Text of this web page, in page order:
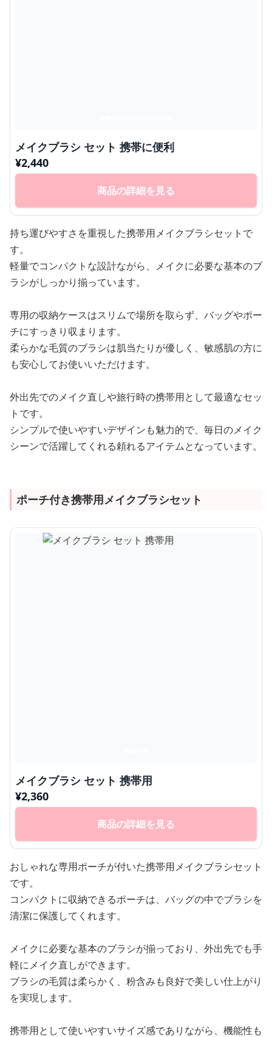
メイクブラシ セット 携帯に便利
¥2,440
商品の詳細を見る
持ち運びやすさを重視した携帯用メイクブラシセットで
す。
軽量でコンパクトな設計ながら、メイクに必要な基本のブ
ラシがしっかり揃っています。
専用の収納ケースはスリムで場所を取らず、バッグやポー
チにすっきり収まります。
柔らかな毛質のブラシは肌当たりが優しく、敏感肌の方に
も安心してお使いいただけます。
外出先でのメイク直しや旅行時の携帯用として最適なセッ
トです。
シンプルで使いやすいデザインも魅力的で、毎日のメイク
シーンで活躍してくれる頼れるアイテムとなっています。
ポーチ付き携帯用メイクブラシセット
メイクブラシ セット 携帯用
¥2,360
商品の詳細を見る
おしゃれな専用ポーチが付いた携帯用メイクブラシセット
です。
コンパクトに収納できるポーチは、バッグの中でブラシを
清潔に保護してくれます。
メイクに必要な基本のブラシが揃っており、外出先でも手
軽にメイク直しができます。
ブラシの毛質は柔らかく、粉含みも良好で美しい仕上がり
を実現します。
携帯用として使いやすいサイズ感でありながら、機能性も